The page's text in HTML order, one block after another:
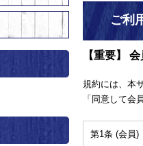
ご利
【重要】
規約には、本
「同意して会